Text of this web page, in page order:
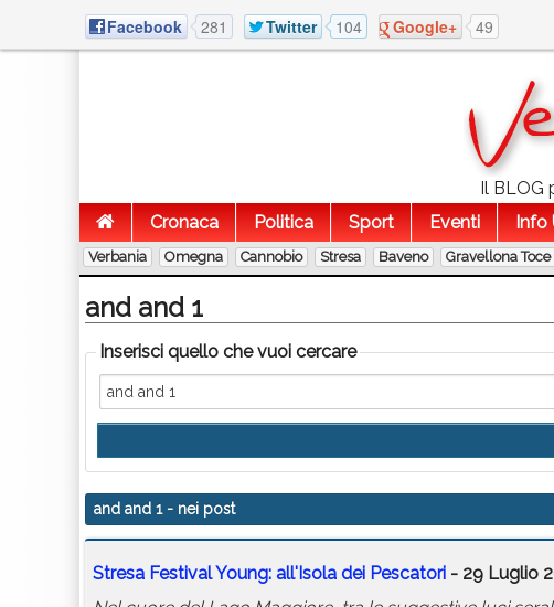
Facebook 281 Twitter 104 Google+ 49
Il BLOG
Cronaca
Politica Sport Eventi Info
Verbania Omegna Cannobio Stresa Baveno Gravellona Toce
and and 1
Inserisci quello che vuoi cercare
and and 1- nei post
Stresa Festival Young: all'Isola dei Pescatori - 29 Luglio